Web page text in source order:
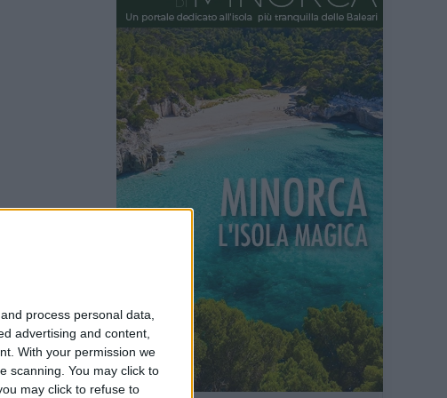
process personal data,
advertising and content,
With your permission we
scanning. You may click to
may click to refuse to
non
gli occhi,
a Topolino,